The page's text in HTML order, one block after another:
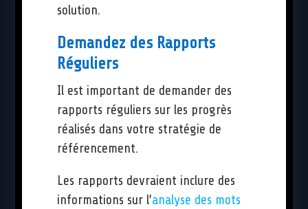
solution.
Demandez des Rapports
Réguliers
Il est important de demander des
rapports réguliers sur les progrès
réalisés dans votre stratégie de
référencement.
Les rapports devraient inclure des
informations sur l’analyse des mots